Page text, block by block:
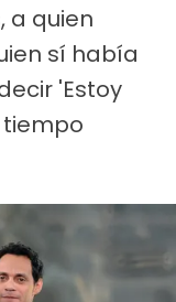
a quien
sí había
'Estoy